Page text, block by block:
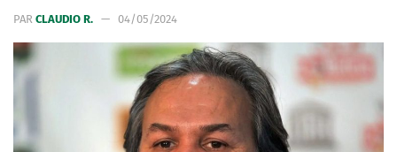
PAR CLAUDIO R. 04/05/2024